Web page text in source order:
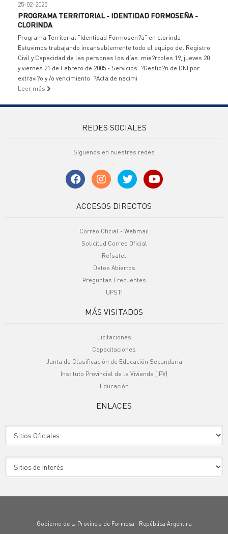
25-02-2025
PROGRAMA TERRITORIAL - IDENTIDAD FORMOSEÑA -
CLORINDA
Programa Territorial "Identidad Formosen?a" en clorinda
Estuvimos trabajando incansablemente todo el equipo del Registro
Civil y Capacidad de las personas los días: mie?rcoles 19, jueves 20
y viernes 21 de Febrero de 2005.- Servicios: ?Gestio?n de DNI por
extravi?o y /o vencimiento. ?Acta de nacimi
Leer más
REDES SOCIALES
Síguenos en nuestras redes
ACCESOS DIRECTOS
Correo Oficial - Webmail
Solicitud Correo Oficial
Refsatel
Datos Abiertos
Preguntas Frecuentes
UPSTI
MÁS VISITADOS
Licitaciones
Capacitaciones
Junta de Clasificación de Educación Secundaria
Instituto Provincial de la Vivienda (IPV)
Educación
ENLACES
Gobierno de la Provincia de Formosa · República Argentina